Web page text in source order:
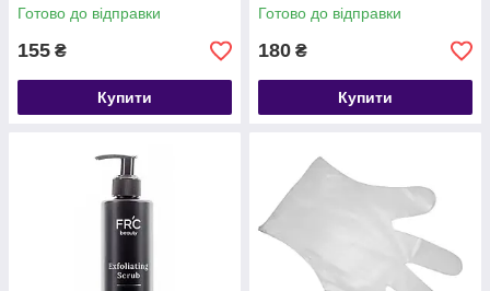
Готово до відправки
155 ₴
Купити
Готово до відправки
180 ₴
Купити